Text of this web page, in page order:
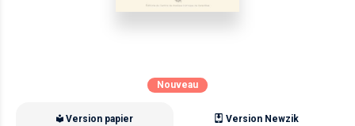
Nouveau
Version papier Version Newzik